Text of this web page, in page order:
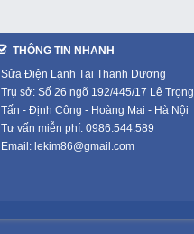
THÔNG TIN NHANH
Sửa Điện Lạnh Tại Thanh Dương
Trụ sở: Số 26 ngõ 192/445/17 Lê Trọng
Tấn - Định Công - Hoàng Mai - Hà Nội
Tư vấn miễn phí: 0986.544.589
Email: lekim86@gmail.com